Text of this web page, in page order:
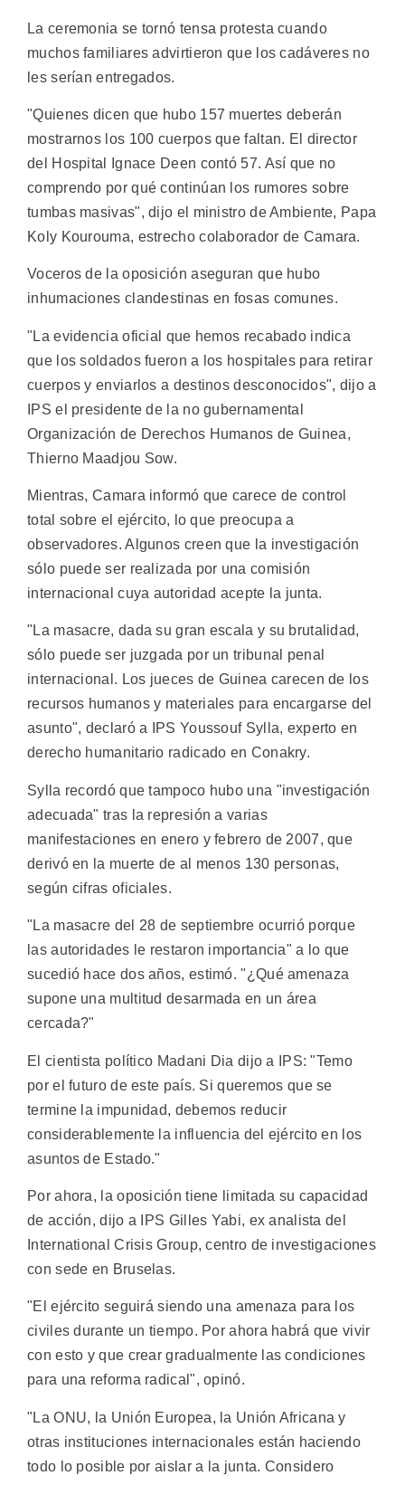
La ceremonia se tornó tensa protesta cuando
muchos familiares advirtieron que los cadáveres no
les serían entregados.
"Quienes dicen que hubo 157 muertes deberán
mostrarnos los 100 cuerpos que faltan. El director
del Hospital Ignace Deen contó 57. Así que no
comprendo por qué continúan los rumores sobre
tumbas masivas", dijo el ministro de Ambiente, Papa
Koly Kourouma, estrecho colaborador de Camara.
Voceros de la oposición aseguran que hubo
inhumaciones clandestinas en fosas comunes.
"La evidencia oficial que hemos recabado indica
que los soldados fueron a los hospitales para retirar
cuerpos y enviarlos a destinos desconocidos", dijo a
IPS el presidente de la no gubernamental
Organización de Derechos Humanos de Guinea,
Thierno Maadjou Sow.
Mientras, Camara informó que carece de control
total sobre el ejército, lo que preocupa a
observadores. Algunos creen que la investigación
sólo puede ser realizada por una comisión
internacional cuya autoridad acepte la junta.
"La masacre, dada su gran escala y su brutalidad,
sólo puede ser juzgada por un tribunal penal
internacional. Los jueces de Guinea carecen de los
recursos humanos y materiales para encargarse del
asunto", declaró a IPS Youssouf Sylla, experto en
derecho humanitario radicado en Conakry.
Sylla recordó que tampoco hubo una "investigación
adecuada" tras la represión a varias
manifestaciones en enero y febrero de 2007, que
derivó en la muerte de al menos 130 personas,
según cifras oficiales.
"La masacre del 28 de septiembre ocurrió porque
las autoridades le restaron importancia" a lo que
sucedió hace dos años, estimó. "¿Qué amenaza
supone una multitud desarmada en un área
cercada?"
El cientista político Madani Dia dijo a IPS: "Temo
por el futuro de este país. Si queremos que se
termine la impunidad, debemos reducir
considerablemente la influencia del ejército en los
asuntos de Estado."
Por ahora, la oposición tiene limitada su capacidad
de acción, dijo a IPS Gilles Yabi, ex analista del
International Crisis Group, centro de investigaciones
con sede en Bruselas.
"El ejército seguirá siendo una amenaza para los
civiles durante un tiempo. Por ahora habrá que vivir
con esto y que crear gradualmente las condiciones
para una reforma radical", opinó.
"La ONU, la Unión Europea, la Unión Africana y
otras instituciones internacionales están haciendo
todo lo posible por aislar a la junta. Considero